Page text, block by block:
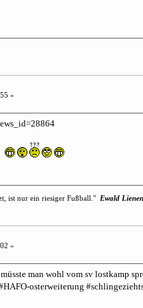
»
ist nur ein riesiger Fußball." Ewald
»
man wohl vom sv lostkamp
osterweiterung